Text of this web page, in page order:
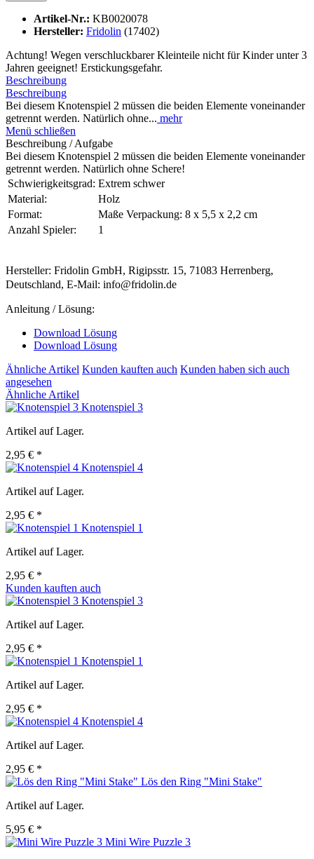
Artikel-Nr.: KB0020078
Hersteller: Fridolin (17402)
Achtung! Wegen verschluckbarer Kleinteile nicht für Kinder unter 3
Jahren geeignet! Erstickungsgefahr.
Beschreibung
Beschreibung
Bei diesem Knotenspiel 2 müssen die beiden Elemente voneinander
getrennt werden. Natürlich ohne... mehr
Menü schließen
Beschreibung / Aufgabe
Bei diesem Knotenspiel 2 müssen die beiden Elemente voneinander
getrennt werden. Natürlich ohne Schere!
Schwierigkeitsgrad: Extrem schwer
Material:
Holz
Format:
Maße Verpackung: 8 x 5,5 x 2,2 cm
Anzahl Spieler:
1
Hersteller: Fridolin GmbH, Rigipsstr. 15, 71083 Herrenberg,
Deutschland, E-Mail: info@fridolin.de
Anleitung / Lösung:
Download Lösung
Download Lösung
Ähnliche Artikel Kunden kauften auch Kunden haben sich auch
angesehen
Ähnliche Artikel
Knotenspiel 3
Artikel auf Lager.
2,95 € *
Knotenspiel 4
Artikel auf Lager.
2,95 € *
Knotenspiel 1
Artikel auf Lager.
2,95 € *
Kunden kauften auch
Knotenspiel 3
Artikel auf Lager.
2,95 € *
Knotenspiel 1
Artikel auf Lager.
2,95 € *
Knotenspiel 4
Artikel auf Lager.
2,95 € *
Lös den Ring "Mini Stake"
Artikel auf Lager.
5,95 € *
Mini Wire Puzzle 3